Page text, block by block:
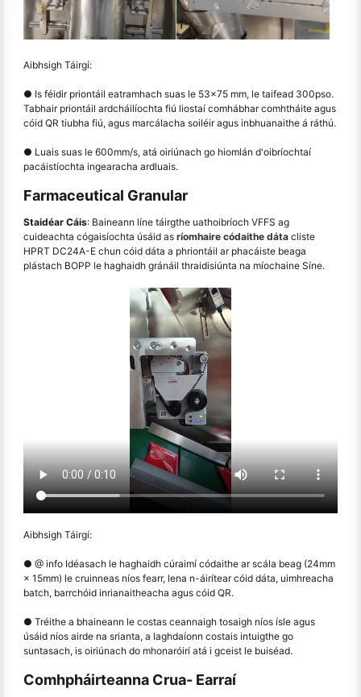
Aibhsigh Táirgí:
● Is féidir priontáil eatramhach suas le 53x75 mm, le taifead 300pso.
Tabhair priontáil ardcháilíochta fiú liostaí comhábhar comhtháite agus
cóid QR tiubha fiú, agus marcálacha soiléir agus inbhuanaithe á ráthú.
● Luais suas le 600mm/s, atá oiriúnach go hiomlán d'oibríochtaí
pacáistíochta ingearacha ardluais.
Farmaceutical Granular
Staidéar Cáis: Baineann líne táirgthe uathoibríoch VFFS ag
cuideachta cógaisíochta úsáid as ríomhaire códaithe dáta cliste
HPRT DC24A-E chun cóid dáta a phriontáil ar phacáiste beaga
plástach BOPP le haghaidh gránáil thraidisiúnta na míochaine Síne.
Aibhsigh Táirgí:
● @ info Idéasach le haghaidh cúraimí códaithe ar scála beag (24mm
× 15mm) le cruinneas níos fearr, lena n-áirítear cóid dáta, uimhreacha
batch, barrchóid inrianaitheacha agus cóid QR.
● Tréithe a bhaineann le costas ceannaigh tosaigh níos ísle agus
úsáid níos airde na srianta, a laghdaíonn costais intuigthe go
suntasach, is oiriúnach do mhonaróirí atá i gceist le buiséad.
Comhpháirteanna Crua- Earraí